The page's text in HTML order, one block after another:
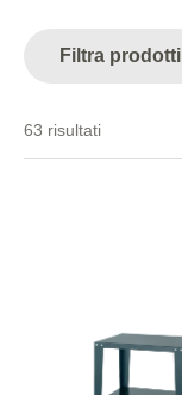
Filtra prodotti
63 risultati